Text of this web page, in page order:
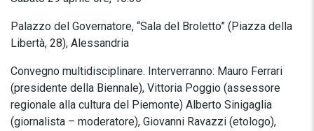
Palazzo del Governatore, “Sala del Broletto” (Piazza della
Libertà, 28), Alessandria
Convegno multidisciplinare. Interverranno: Mauro Ferrari
(presidente della Biennale), Vittoria Poggio (assessore
regionale alla cultura del Piemonte) Alberto Sinigaglia
(giornalista – moderatore), Giovanni Ravazzi (etologo),